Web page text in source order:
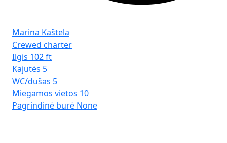
Marina Kaštela
Crewed charter
Ilgis 102 ft
Kajutės 5
WC/dušas 5
Miegamos vietos 10
Pagrindinė burė None